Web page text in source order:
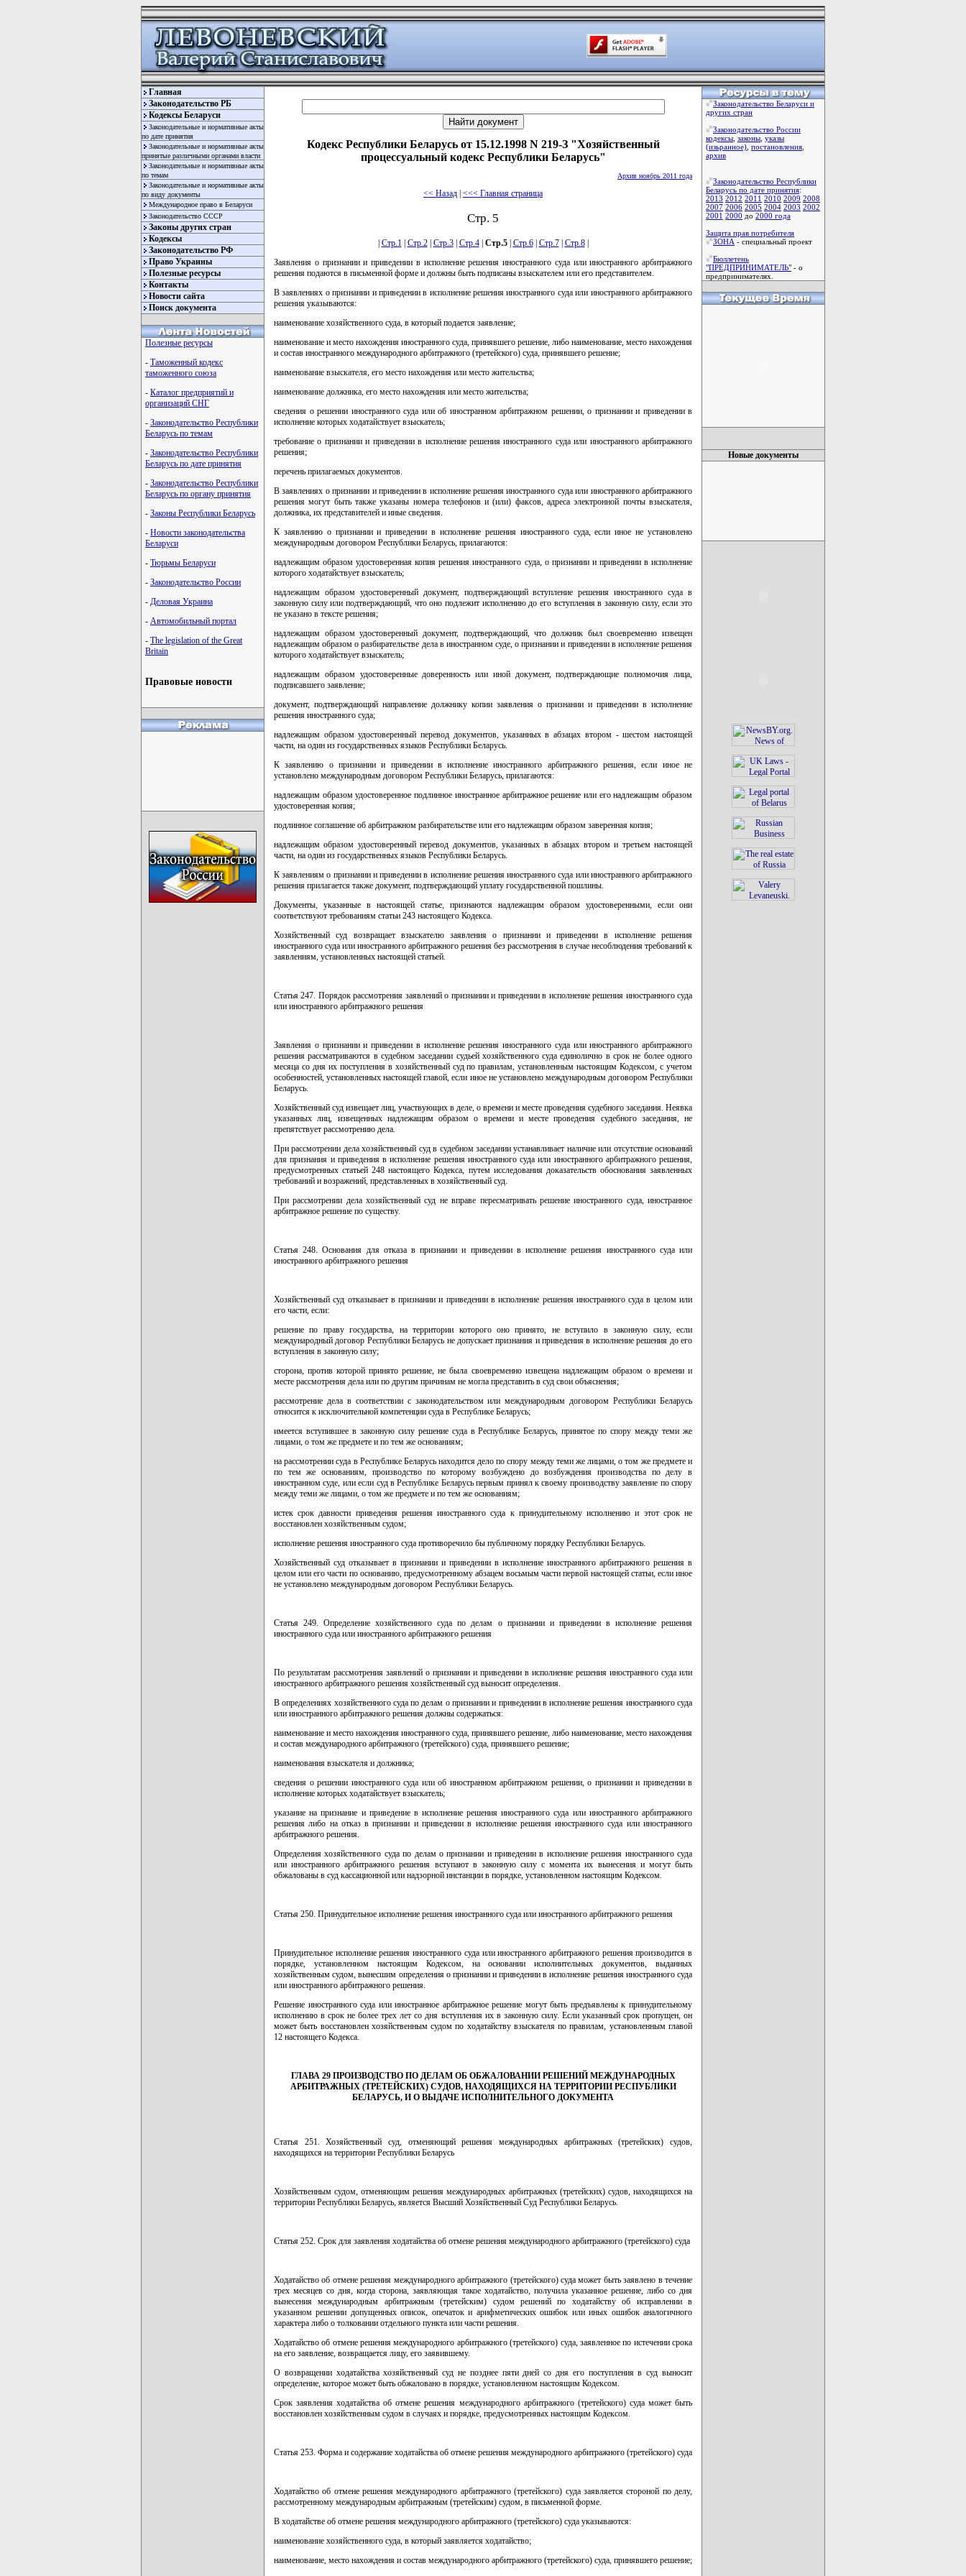
Главная
Законодательство РБ
Кодексы Беларуси
Законодательные и нормативные акты
по дате принятия
Законодательные и нормативные акты
принятые различными органами власти
Законодательные и нормативные акты
по темам
Законодательные и нормативные акты
по виду документы
Международное право в Беларуси
Законодательство СССР
Законы других стран
Кодексы
Законодательство РФ
Право Украины
Полезные ресурсы
Контакты
Новости сайта
Поиск документа
Полезные ресурсы
- Таможенный кодекс
таможенного союза
- Каталог предприятий и
организаций СНГ
- Законодательство Республики
Беларусь по темам
- Законодательство Республики
Беларусь по дате принятия
- Законодательство Республики
Беларусь по органу принятия
- Законы Республики Беларусь
- Новости законодательства
Беларуси
- Тюрьмы Беларуси
- Законодательство России
- Деловая Украина
- Автомобильный портал
- The legislation of the Great
Britain
Правовые новости
Кодекс Республики Беларусь от 15.12.1998 N 219-З "Хозяйственный
процессуальный кодекс Республики Беларусь"
Архив ноябрь 2011 года
<< Назад | <<< Главная страница
Стр. 5
| Стр.1 | Стр.2| Стр.3| Стр.4| Стр.5| Стр.6| Стр.7| Стр.8|
Заявления о признании и приведении в исполнение решения иностранного суда или иностранного арбитражного
решения подаются в письменной форме и должны быть подписаны взыскателем или его представителем.
В заявлениях о признании и приведении в исполнение решения иностранного суда или иностранного арбитражного
решения указываются:
наименование хозяйственного суда, в который подается заявление;
наименование и место нахождения иностранного суда, принявшего решение, либо наименование, место нахождения
и состав иностранного международного арбитражного (третейского) суда, принявшего решение;
наименование взыскателя, его место нахождения или место жительства;
наименование должника, его место нахождения или место жительства;
сведения о решении иностранного суда или об иностранном арбитражном решении, о признании и приведении в
исполнение которых ходатайствует взыскатель;
требование о признании и приведении в исполнение решения иностранного суда или иностранного арбитражного
решения;
перечень прилагаемых документов.
В заявлениях о признании и приведении в исполнение решения иностранного суда или иностранного арбитражного
решения могут быть также указаны номера телефонов и (или) факсов, адреса электронной почты взыскателя,
должника, их представителей и иные сведения.
К заявлению о признании и приведении в исполнение решения иностранного суда, если иное не установлено
международным договором Республики Беларусь, прилагаются:
надлежащим образом удостоверенная копия решения иностранного суда, о признании и приведении в исполнение
которого ходатайствует взыскатель;
надлежащим образом удостоверенный документ, подтверждающий вступление решения иностранного суда в
законную силу или подтверждающий, что оно подлежит исполнению до его вступления в законную силу, если это
не указано в тексте решения;
надлежащим образом удостоверенный документ, подтверждающий, что должник был своевременно извещен
надлежащим образом о разбирательстве дела в иностранном суде, о признании и приведении в исполнение решения
которого ходатайствует взыскатель;
надлежащим образом удостоверенные доверенность или иной документ, подтверждающие полномочия лица,
подписавшего заявление;
документ, подтверждающий направление должнику копии заявления о признании и приведении в исполнение
решения иностранного суда;
надлежащим образом удостоверенный перевод документов, указанных в абзацах втором - шестом настоящей
части, на один из государственных языков Республики Беларусь.
К заявлению о признании и приведении в исполнение иностранного арбитражного решения, если иное не
установлено международным договором Республики Беларусь, прилагаются:
надлежащим образом удостоверенное подлинное иностранное арбитражное решение или его надлежащим образом
удостоверенная копия;
подлинное соглашение об арбитражном разбирательстве или его надлежащим образом заверенная копия;
надлежащим образом удостоверенный перевод документов, указанных в абзацах втором и третьем настоящей
части, на один из государственных языков Республики Беларусь.
К заявлениям о признании и приведении в исполнение решения иностранного суда или иностранного арбитражного
решения прилагается также документ, подтверждающий уплату государственной пошлины.
Документы, указанные в настоящей статье, признаются надлежащим образом удостоверенными, если они
соответствуют требованиям статьи 243 настоящего Кодекса.
Хозяйственный суд возвращает взыскателю заявления о признании и приведении в исполнение решения
иностранного суда или иностранного арбитражного решения без рассмотрения в случае несоблюдения требований к
заявлениям, установленных настоящей статьей.
Статья 247. Порядок рассмотрения заявлений о признании и приведении в исполнение решения иностранного суда
или иностранного арбитражного решения
Заявления о признании и приведении в исполнение решения иностранного суда или иностранного арбитражного
решения рассматриваются в судебном заседании судьей хозяйственного суда единолично в срок не более одного
месяца со дня их поступления в хозяйственный суд по правилам, установленным настоящим Кодексом, с учетом
особенностей, установленных настоящей главой, если иное не установлено международным договором Республики
Беларусь.
Хозяйственный суд извещает лиц, участвующих в деле, о времени и месте проведения судебного заседания. Неявка
указанных лиц, извещенных надлежащим образом о времени и месте проведения судебного заседания, не
препятствует рассмотрению дела.
При рассмотрении дела хозяйственный суд в судебном заседании устанавливает наличие или отсутствие оснований
для признания и приведения в исполнение решения иностранного суда или иностранного арбитражного решения,
предусмотренных статьей 248 настоящего Кодекса, путем исследования доказательств обоснования заявленных
требований и возражений, представленных в хозяйственный суд.
При рассмотрении дела хозяйственный суд не вправе пересматривать решение иностранного суда, иностранное
арбитражное решение по существу.
Статья 248. Основания для отказа в признании и приведении в исполнение решения иностранного суда или
иностранного арбитражного решения
Хозяйственный суд отказывает в признании и приведении в исполнение решения иностранного суда в целом или
его части, если:
решение по праву государства, на территории которого оно принято, не вступило в законную силу, если
международный договор Республики Беларусь не допускает признания и приведения в исполнение решения до его
вступления в законную силу;
сторона, против которой принято решение, не была своевременно извещена надлежащим образом о времени и
месте рассмотрения дела или по другим причинам не могла представить в суд свои объяснения;
рассмотрение дела в соответствии с законодательством или международным договором Республики Беларусь
относится к исключительной компетенции суда в Республике Беларусь;
имеется вступившее в законную силу решение суда в Республике Беларусь, принятое по спору между теми же
лицами, о том же предмете и по тем же основаниям;
на рассмотрении суда в Республике Беларусь находится дело по спору между теми же лицами, о том же предмете и
по тем же основаниям, производство по которому возбуждено до возбуждения производства по делу в
иностранном суде, или если суд в Республике Беларусь первым принял к своему производству заявление по спору
между теми же лицами, о том же предмете и по тем же основаниям;
истек срок давности приведения решения иностранного суда к принудительному исполнению и этот срок не
восстановлен хозяйственным судом;
исполнение решения иностранного суда противоречило бы публичному порядку Республики Беларусь.
Хозяйственный суд отказывает в признании и приведении в исполнение иностранного арбитражного решения в
целом или его части по основанию, предусмотренному абзацем восьмым части первой настоящей статьи, если иное
не установлено международным договором Республики Беларусь.
Статья 249. Определение хозяйственного суда по делам о признании и приведении в исполнение решения
иностранного суда или иностранного арбитражного решения
По результатам рассмотрения заявлений о признании и приведении в исполнение решения иностранного суда или
иностранного арбитражного решения хозяйственный суд выносит определения.
В определениях хозяйственного суда по делам о признании и приведении в исполнение решения иностранного суда
или иностранного арбитражного решения должны содержаться:
наименование и место нахождения иностранного суда, принявшего решение, либо наименование, место нахождения
и состав международного арбитражного (третейского) суда, принявшего решение;
наименования взыскателя и должника;
сведения о решении иностранного суда или об иностранном арбитражном решении, о признании и приведении в
исполнение которых ходатайствует взыскатель;
указание на признание и приведение в исполнение решения иностранного суда или иностранного арбитражного
решения либо на отказ в признании и приведении в исполнение решения иностранного суда или иностранного
арбитражного решения.
Определения хозяйственного суда по делам о признании и приведении в исполнение решения иностранного суда
или иностранного арбитражного решения вступают в законную силу с момента их вынесения и могут быть
обжалованы в суд кассационной или надзорной инстанции в порядке, установленном настоящим Кодексом.
Статья 250. Принудительное исполнение решения иностранного суда или иностранного арбитражного решения
Принудительное исполнение решения иностранного суда или иностранного арбитражного решения производится в
порядке, установленном настоящим Кодексом, на основании исполнительных документов, выданных
хозяйственным судом, вынесшим определения о признании и приведении в исполнение решения иностранного суда
или иностранного арбитражного решения.
Решение иностранного суда или иностранное арбитражное решение могут быть предъявлены к принудительному
исполнению в срок не более трех лет со дня вступления их в законную силу. Если указанный срок пропущен, он
может быть восстановлен хозяйственным судом по ходатайству взыскателя по правилам, установленным главой
12 настоящего Кодекса.
ГЛАВА 29 ПРОИЗВОДСТВО ПО ДЕЛАМ ОБ ОБЖАЛОВАНИИ РЕШЕНИЙ МЕЖДУНАРОДНЫХ
АРБИТРАЖНЫХ (ТРЕТЕЙСКИХ) СУДОВ, НАХОДЯЩИХСЯ НА ТЕРРИТОРИИ РЕСПУБЛИКИ
БЕЛАРУСЬ, И О ВЫДАЧЕ ИСПОЛНИТЕЛЬНОГО ДОКУМЕНТА
Статья 251. Хозяйственный суд, отменяющий решения международных арбитражных (третейских) судов,
находящихся на территории Республики Беларусь
Хозяйственным судом, отменяющим решения международных арбитражных (третейских) судов, находящихся на
территории Республики Беларусь, является Высший Хозяйственный Суд Республики Беларусь.
Статья 252. Срок для заявления ходатайства об отмене решения международного арбитражного (третейского) суда
Ходатайство об отмене решения международного арбитражного (третейского) суда может быть заявлено в течение
трех месяцев со дня, когда сторона, заявляющая такое ходатайство, получила указанное решение, либо со дня
вынесения международным арбитражным (третейским) судом решений по ходатайству об исправлении в
указанном решении допущенных описок, опечаток и арифметических ошибок или иных ошибок аналогичного
характера либо о толковании отдельного пункта или части решения.
Ходатайство об отмене решения международного арбитражного (третейского) суда, заявленное по истечении срока
на его заявление, возвращается лицу, его заявившему.
О возвращении ходатайства хозяйственный суд не позднее пяти дней со дня его поступления в суд выносит
определение, которое может быть обжаловано в порядке, установленном настоящим Кодексом.
Срок заявления ходатайства об отмене решения международного арбитражного (третейского) суда может быть
восстановлен хозяйственным судом в случаях и порядке, предусмотренных настоящим Кодексом.
Статья 253. Форма и содержание ходатайства об отмене решения международного арбитражного (третейского) суда
Ходатайство об отмене решения международного арбитражного (третейского) суда заявляется стороной по делу,
рассмотренному международным арбитражным (третейским) судом, в письменной форме.
В ходатайстве об отмене решения международного арбитражного (третейского) суда указываются:
наименование хозяйственного суда, в который заявляется ходатайство;
наименование, место нахождения и состав международного арбитражного (третейского) суда, принявшего решение;
Законодательство Беларуси и
других стран
Законодательство России
кодексы законы указы
(изьранное) постановления
архив
Законодательство Республики
Беларусь по дате принятия:
2013 2012 2011 2010 2009 2008
2007 2006 2005 2004 2003 2002
2001 2000 до 2000 года
Защита прав потребителя
ЗОНА - специальный проект
Бюллетень
"ПРЕДПРИНИМАТЕЛЬ" - о
предпринимателях.
Новые документы